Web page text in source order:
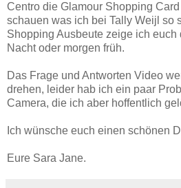
Centro die Glamour Shopping
schauen was ich bei Tally Weijl so
Shopping Ausbeute zeige ich euch
Nacht oder morgen früh.
Das Frage und Antworten Video
drehen, leider hab ich ein paar
Camera, die ich aber hoffentlich
Ich wünsche euch einen schönen
Eure Sara Jane.